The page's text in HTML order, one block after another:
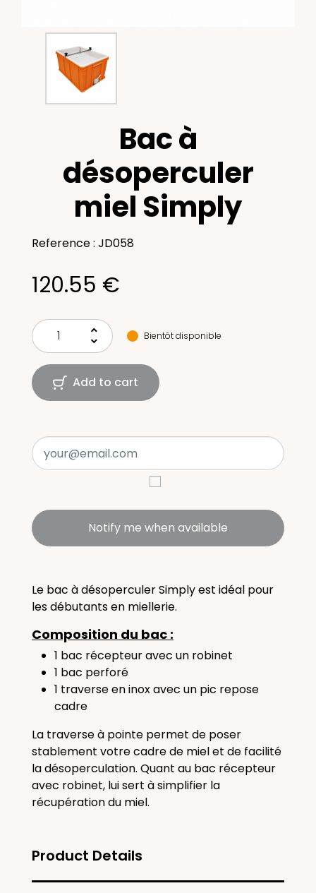
Bac à
désoperculer
miel Simply
Reference : JD058
120.55 €
keyboard_arrow_up
keyboard_arrow_down
Bientôt disponible
Add to cart
Notify me when available
Le bac à désoperculer Simply est idéal pour
les débutants en miellerie.
Composition du bac :
1 bac récepteur avec un robinet
1 bac perforé
1 traverse en inox avec un pic repose
cadre
La traverse à pointe permet de poser
stablement votre cadre de miel et de facilité
la désoperculation. Quant au bac récepteur
avec robinet, lui sert à simplifier la
récupération du miel.
Product Details